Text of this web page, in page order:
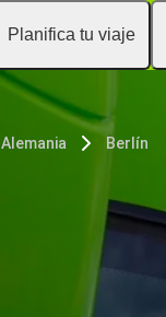
Planifica tu viaje
Alemania Berlín